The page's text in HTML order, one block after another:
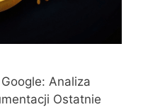
Analiza
Ostatnie